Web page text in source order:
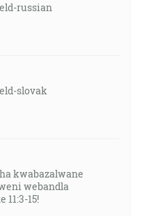
russian
slovak
kwabazalwane
webandla
11:3-15!